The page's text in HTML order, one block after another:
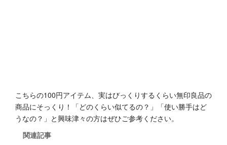
こちらの100円アイテム、実はびっくりするくらい無印良品の
商品にそっくり！「どのくらい似てるの？」「使い勝手はど
うなの？」と興味津々の方はぜひご参考ください。
関連記事